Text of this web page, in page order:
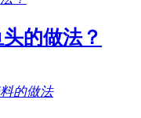
的做法？